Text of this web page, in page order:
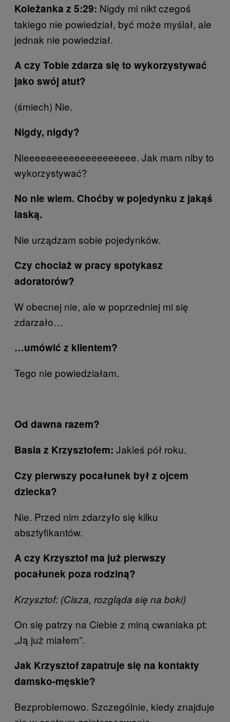
Koleżanka z 5:29: Nigdy mi nikt czegoś
takiego nie powiedział, być może myślał, ale
jednak nie powiedział.
A czy Tobie zdarza się to wykorzystywać
jako swój atut?
(śmiech) Nie.
Nigdy, nigdy?
Nieeeeeeeeeeeeeeeeeeee. Jak mam niby to
wykorzystywać?
No nie wiem. Choćby w pojedynku z jakąś
laską.
Nie urządzam sobie pojedynków.
Czy chociaż w pracy spotykasz
adoratorów?
W obecnej nie, ale w poprzedniej mi się
zdarzało…
…umówić z klientem?
Tego nie powiedziałam.
Od dawna razem?
Basia z Krzysztofem: Jakieś pół roku.
Czy pierwszy pocałunek był z ojcem
dziecka?
Nie. Przed nim zdarzyło się kilku
absztyfikantów.
A czy Krzysztof ma już pierwszy
pocałunek poza rodziną?
Krzysztof: (Cisza, rozgląda się na boki)
On się patrzy na Ciebie z miną cwaniaka pt:
„Ją już miałem”.
Jak Krzysztof zapatruje się na kontakty
damsko-męskie?
Bezproblemowo. Szczególnie, kiedy znajduje